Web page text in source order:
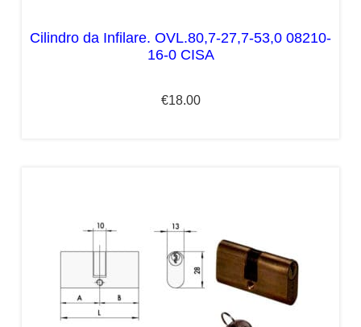
Cilindro da Infilare. OVL.80,7-27,7-53,0 08210-
16-0 CISA
€18.00